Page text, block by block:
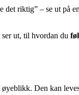
riktig” – se ut på
ut, til hvordan du
Den kan